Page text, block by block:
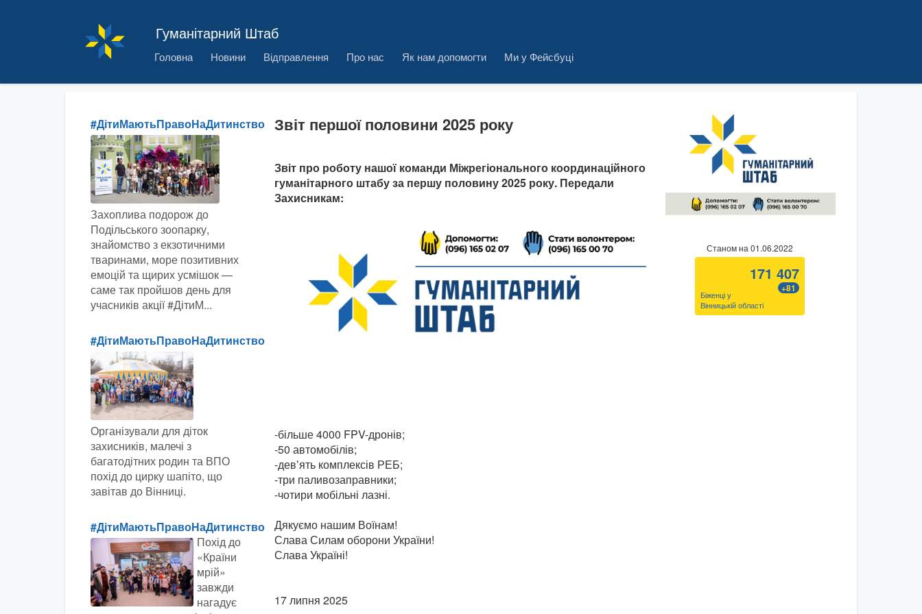
Гуманітарний Штаб
Головна Новини Відправлення Про нас Як нам допомогти Ми у Фейсбуці
#ДітиМаютьПравоНаДитинство
Захоплива подорож до
Подільського зоопарку,
знайомство з екзотичними
тваринами, море позитивних
емоцій та щирих усмішок —
саме так пройшов день для
учасників акції #ДітиМ...
#ДітиМаютьПравоНаДитинство
Організували для діток
захисників, малечі з
багатодітних родин та ВПО
похід до цирку шапіто, що
завітав до Вінниці.
#ДітиМаютьПравоНаДитинство
Похід до
«Країни
мрій»
завжди
нагадує
Звіт першої половини 2025 року
Звіт про роботу нашої команди Міжрегіонального координаційного
гуманітарного штабу за першу половину 2025 року. Передали
Захисникам:
-більше 4000 FPV-дронів;
-50 автомобілів;
-девʼять комплексів РЕБ;
-три паливозаправники;
-чотири мобільні лазні.
Дякуємо нашим Воїнам!
Слава Силам оборони України!
Слава Україні!
17 липня 2025
Станом на 01.06.2022
171 407
+81
Біженці у
Вінницькій області